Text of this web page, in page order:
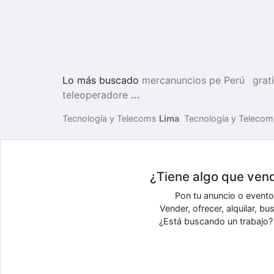
Lo más buscado mercanuncios pe Perú
teleoperadore ...
Tecnología y Telecoms Lima Tecnología y
¿Tiene algo que
Pon tu anuncio o
Vender, ofrecer, alquilar,
¿Está buscando un